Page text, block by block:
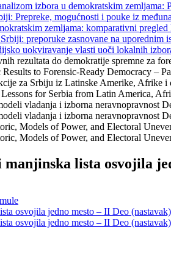
izbora u demokratskim zemljama:
Prepreke, mogućnosti i pouke iz
zemljama: komparativni pregled
preporuke zasnovane na uporednim
uokviravanje vlasti uoči lokalnih
rezultata do demokratije spremne za
to Forensic-Ready Democracy –
za Srbiju iz Latinske Amerike, Afrike
for Serbia from Latin America,
vladanja i izborna neravnopravnost
vladanja i izborna neravnopravnost
Models of Power, and Electoral
Models of Power, and Electoral
lista osvojila
osvojila jedno mesto – II Deo
osvojila jedno mesto – II Deo